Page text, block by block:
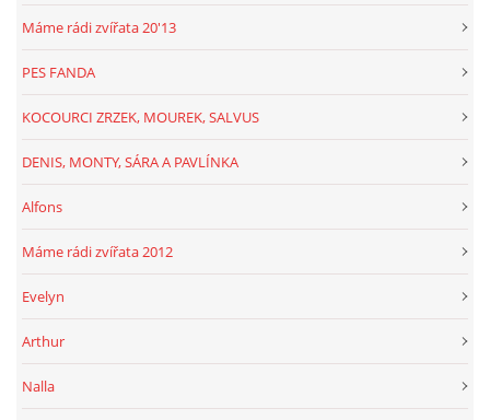
Máme rádi zvířata 20'13
PES FANDA
KOCOURCI ZRZEK, MOUREK, SALVUS
DENIS, MONTY, SÁRA A PAVLÍNKA
Alfons
Máme rádi zvířata 2012
Evelyn
Arthur
Nalla